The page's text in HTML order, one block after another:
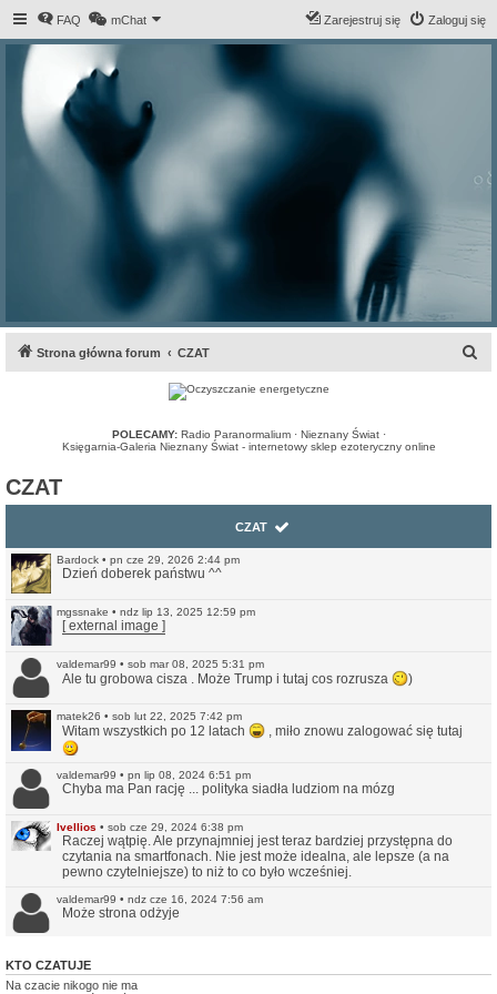
FAQ mChat Zaloguj się
Zarejestruj się
Strona główna forum CZAT
POLECAMY: Radio Paranormalium· Nieznany Świat·
Księgarnia-Galeria Nieznany Świat - internetowy sklep ezoteryczny online
CZAT
CZAT
Bardock • pn cze 29, 2026 2:44 pm
Dzień doberek państwu ^^
mgssnake • ndz lip 13, 2025 12:59 pm
[ external image ]
valdemar99 • sob mar 08, 2025 5:31 pm
Ale tu grobowa cisza . Może Trump i tutaj cos rozrusza )
matek26 • sob lut 22, 2025 7:42 pm
Witam wszystkich po 12 latach , miło znowu zalogować się tutaj
valdemar99 • pn lip 08, 2024 6:51 pm
Chyba ma Pan rację ... polityka siadła ludziom na mózg
Ivellios • sob cze 29, 2024 6:38 pm
Raczej wątpię. Ale przynajmniej jest teraz bardziej przystępna do
czytania na smartfonach. Nie jest może idealna, ale lepsze (a na
pewno czytelniejsze) to niż to co było wcześniej.
valdemar99 • ndz cze 16, 2024 7:56 am
Może strona odżyje
No i pięknie.
KTO CZATUJE
Na czacie nikogo nie ma